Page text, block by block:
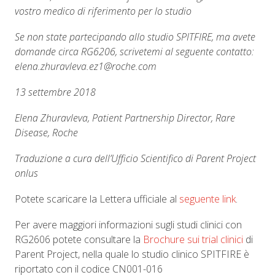
vostro medico di riferimento per lo studio
Se non state partecipando allo studio SPITFIRE, ma avete
domande circa RG6206, scrivetemi al seguente contatto:
elena.zhuravleva.ez1@roche.com
13 settembre 2018
Elena Zhuravleva, Patient Partnership Director, Rare
Disease, Roche
Traduzione a cura dell’Ufficio Scientifico di Parent Project
onlus
Potete scaricare la Lettera ufficiale al seguente link.
Per avere maggiori informazioni sugli studi clinici con
RG2606 potete consultare la Brochure sui trial clinici di
Parent Project, nella quale lo studio clinico SPITFIRE è
riportato con il codice CN001-016